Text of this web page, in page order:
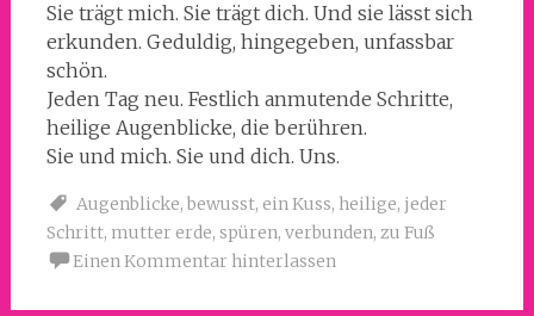
Sie trägt mich. Sie trägt dich. Und sie lässt sich
erkunden. Geduldig, hingegeben, unfassbar
schön.
Jeden Tag neu. Festlich anmutende Schritte,
heilige Augenblicke, die berühren.
Sie und mich. Sie und dich. Uns.
Augenblicke, bewusst, ein Kuss, heilige, jeder
Schritt, mutter erde, spüren, verbunden, zu Fuß
Einen Kommentar hinterlassen